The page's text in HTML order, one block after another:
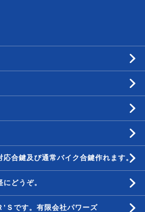
応合鍵及び通常バイク合鍵作れます。
どうぞ。
Ｓです。有限会社パワーズ